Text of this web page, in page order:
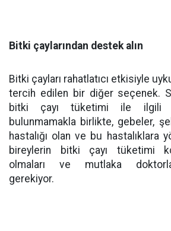
Bitki çaylarından destek alın
Bitki çayları rahatlatıcı etkisiyle
tercih edilen bir diğer seçenek.
bitki çayı tüketimi ile ilgili
bulunmamakla birlikte, gebeler,
hastalığı olan ve bu hastalıklara
bireylerin bitki çayı tüketimi
olmaları ve mutlaka
gerekiyor.